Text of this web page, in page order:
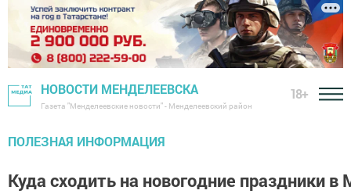
НОВОСТИ МЕНДЕЛЕЕВСКА
Газета "Менделеевские новости" - Менделеевский район
18+
ПОЛЕЗНАЯ ИНФОРМАЦИЯ
Куда сходить на новогодние праздники в